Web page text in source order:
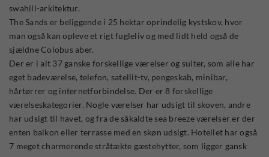
swahili-arkitektur.
The Sands er beliggende i 25 hektar oprindelig kystskov, hvor
man også kan opleve et rigt fugleliv og med lidt held også de
sjældne Colobus aber.
Der er i alt 37 ganske forskellige værelser og suiter, som alle har
eget badeværelse, telefon, satellit-tv, pengeskab, minibar,
hårtørrer og internetforbindelse. Der er 8 forskellige
værelseskategorier. Nogle værelser har udsigt til skoven, andre
har udsigt til havet, og fra de såkaldte sea breeze værelser er der
enten balkon eller terrasse med en skøn udsigt. Hotellet har også
7 meget charmerende stråtækte gæstehytter, som ligger gansk